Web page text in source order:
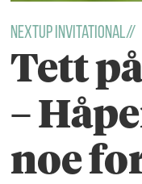
NextUp Invitational//
Tett
–
noe